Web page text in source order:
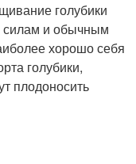
голубики
силам и обычным
хорошо себя
голубики,
плодоносить